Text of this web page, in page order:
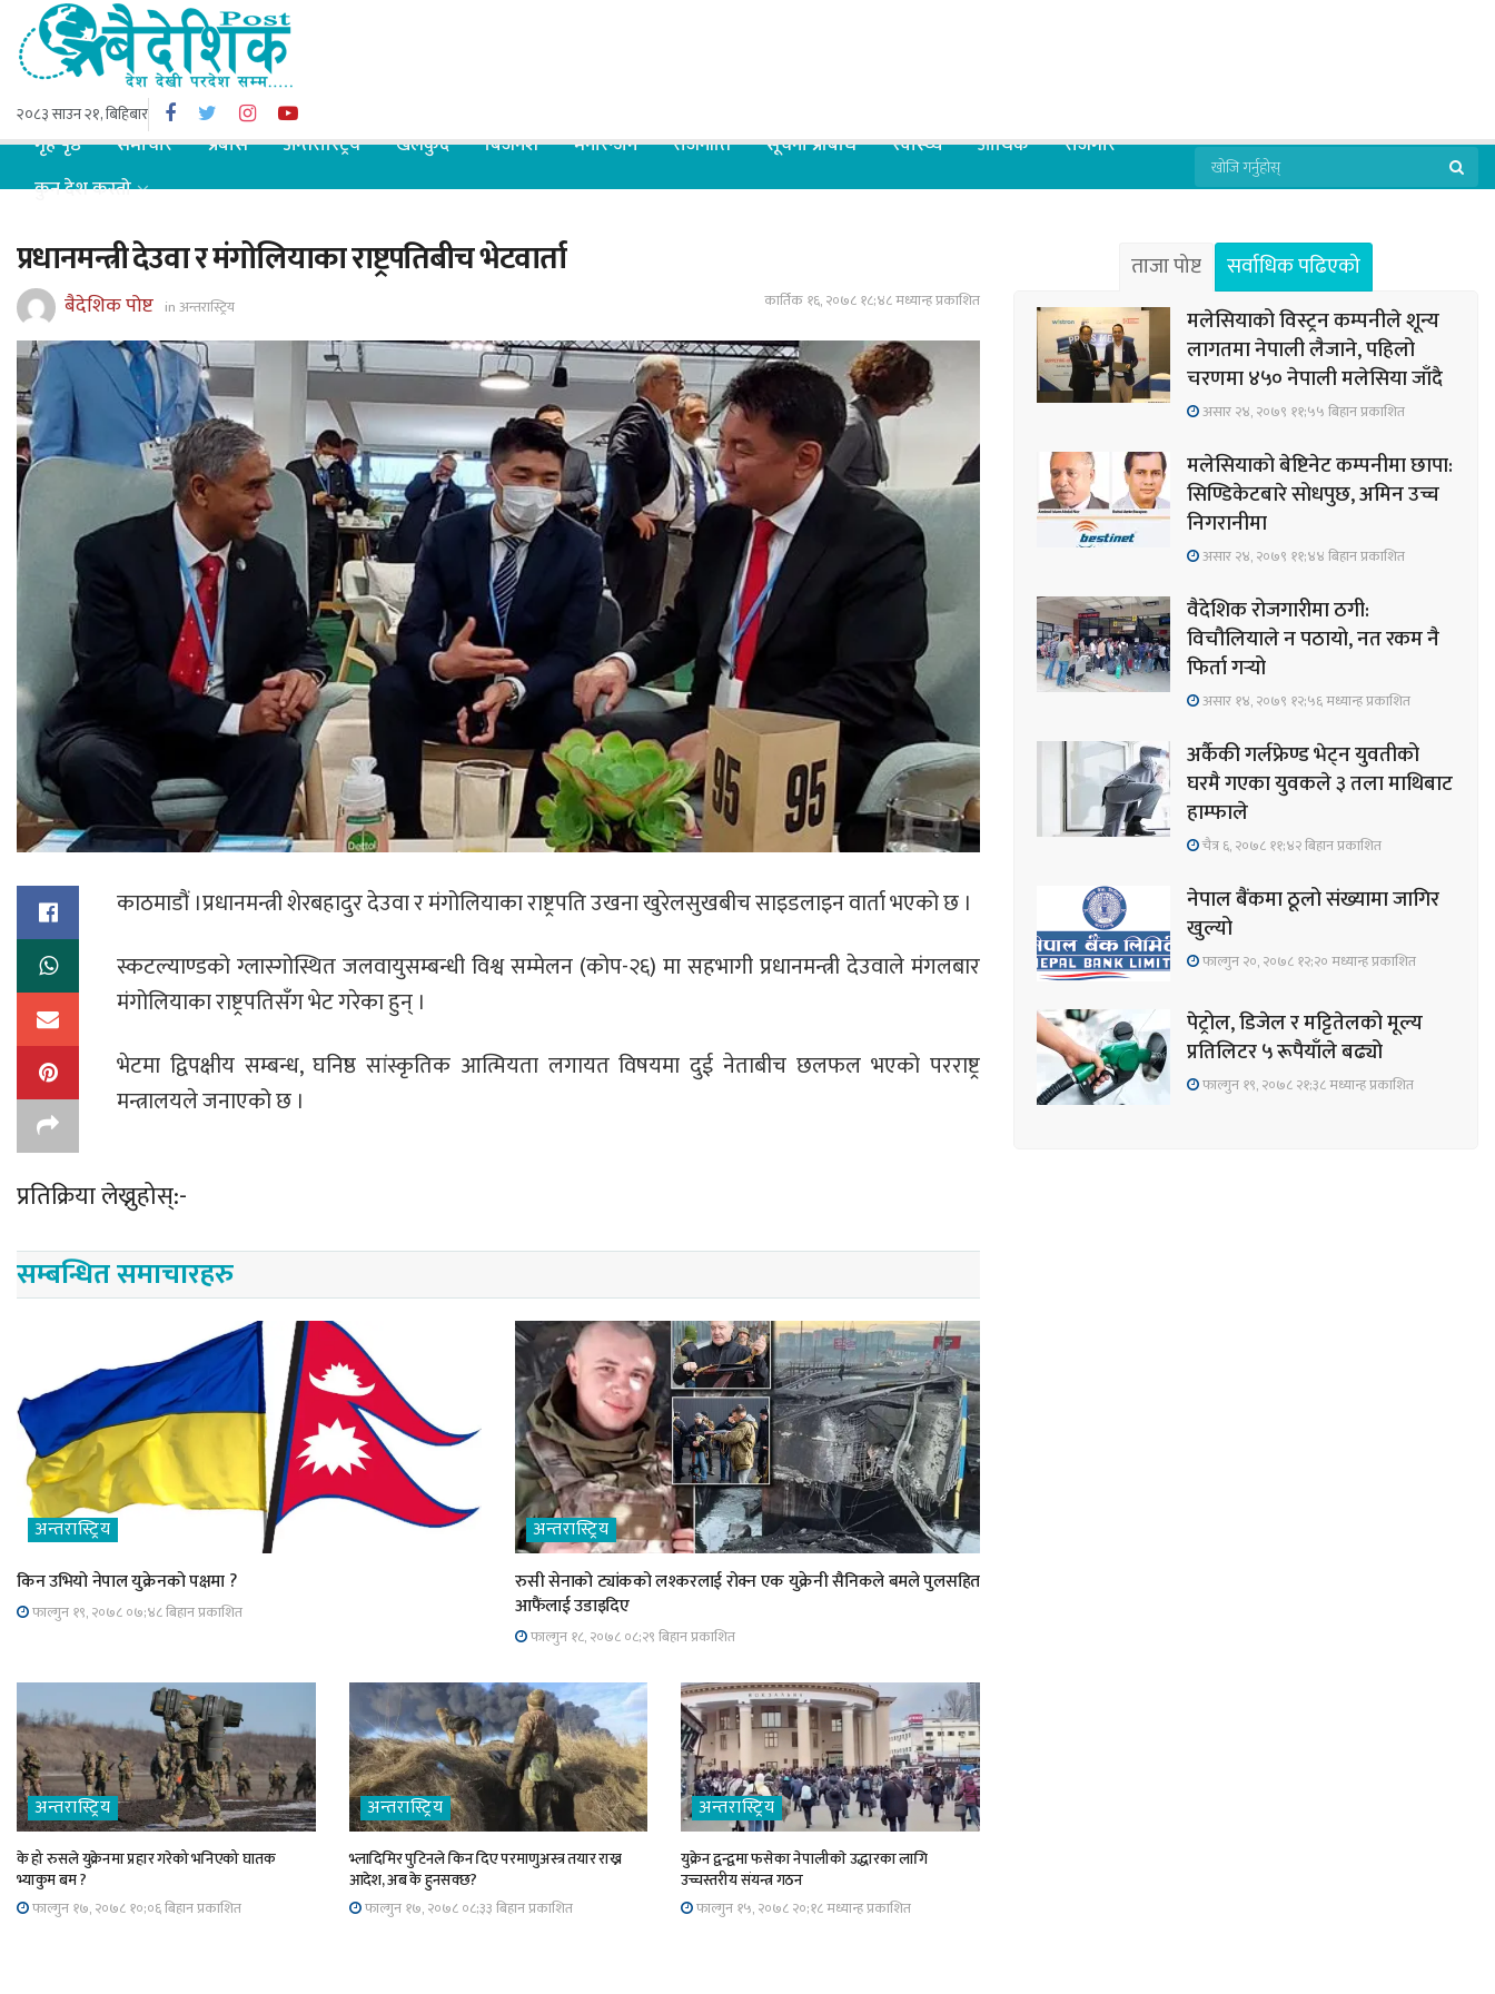
२०८३ साउन २१, बिहिबार
गृह पृष्ठ समाचार प्रबास अन्तरास्ट्रिय खेलकुद बिजनेश मनोरन्जन राजनीति सूचना प्रबिधि स्वास्थ्य आर्थिक
रोजगार
कुन देश कस्तो
प्रधानमन्त्री देउवा र मंगोलियाका राष्ट्रपतिबीच भेटवार्ता
बैदेशिक पोष्ट inअन्तरास्ट्रिय कार्तिक १६, २०७८ १८;४८ मध्यान्ह प्रकाशित
काठमाडौं ।प्रधानमन्त्री शेरबहादुर देउवा र मंगोलियाका राष्ट्रपति उखना खुरेलसुखबीच साइडलाइन वार्ता भएको छ ।
स्कटल्याण्डको ग्लास्गोस्थित जलवायुसम्बन्धी विश्व सम्मेलन (कोप-२६) मा सहभागी प्रधानमन्त्री देउवाले मंगलबार
मंगोलियाका राष्ट्रपतिसँग भेट गरेका हुन् ।
भेटमा द्विपक्षीय सम्बन्ध, घनिष्ठ सांस्कृतिक आत्मियता लगायत विषयमा दुई नेताबीच छलफल भएको परराष्ट्र
मन्त्रालयले जनाएको छ ।
प्रतिक्रिया लेख्नुहोस्:-
सम्बन्धित समाचारहरु
अन्तरास्ट्रिय
किन उभियो नेपाल युक्रेनको पक्षमा ?
फाल्गुन १९, २०७८ ०७;४८ बिहान प्रकाशित
अन्तरास्ट्रिय
रुसी सेनाको ट्यांकको लश्करलाई रोक्न एक युक्रेनी सैनिकले बमले पुलसहित
आफैंलाई उडाइदिए
फाल्गुन १८, २०७८ ०८;२९ बिहान प्रकाशित
अन्तरास्ट्रिय
के हो रुसले युक्रेनमा प्रहार गरेको भनिएको घातक
भ्याकुम बम ?
फाल्गुन १७, २०७८ १०;०६ बिहान प्रकाशित
अन्तरास्ट्रिय
भ्लादिमिर पुटिनले किन दिए परमाणुअस्त्र तयार राख्न
आदेश, अब के हुनसक्छ?
फाल्गुन १७, २०७८ ०८;३३ बिहान प्रकाशित
अन्तरास्ट्रिय
युक्रेन द्वन्द्वमा फसेका नेपालीकाे उद्धारका लागि
उच्चस्तरीय संयन्त्र गठन
फाल्गुन १५, २०७८ २०;१८ मध्यान्ह प्रकाशित
ताजा पोष्ट
सर्वाधिक पढिएको
मलेसियाको विस्ट्रन कम्पनीले शून्य
लागतमा नेपाली लैजाने, पहिलो
चरणमा ४५० नेपाली मलेसिया जाँदै
असार २४, २०७९ ११;५५ बिहान प्रकाशित
मलेसियाको बेष्टिनेट कम्पनीमा छापा:
सिण्डिकेटबारे सोधपुछ, अमिन उच्च
निगरानीमा
असार २४, २०७९ ११;४४ बिहान प्रकाशित
वैदेशिक रोजगारीमा ठगी:
विचौलियाले न पठायो, नत रकम नै
फिर्ता गर्‍यो
असार १४, २०७९ १२;५६ मध्यान्ह प्रकाशित
अर्कैकी गर्लफ्रेण्ड भेट्न युवतीको
घरमै गएका युवकले ३ तला माथिबाट
हाम्फाले
चैत्र ६, २०७८ ११;४२ बिहान प्रकाशित
नेपाल बैंकमा ठूलो संख्यामा जागिर
खुल्यो
फाल्गुन २०, २०७८ १२;२० मध्यान्ह प्रकाशित
पेट्रोल, डिजेल र मट्टितेलको मूल्य
प्रतिलिटर ५ रूपैयाँले बढ्यो
फाल्गुन १९, २०७८ २१;३८ मध्यान्ह प्रकाशित